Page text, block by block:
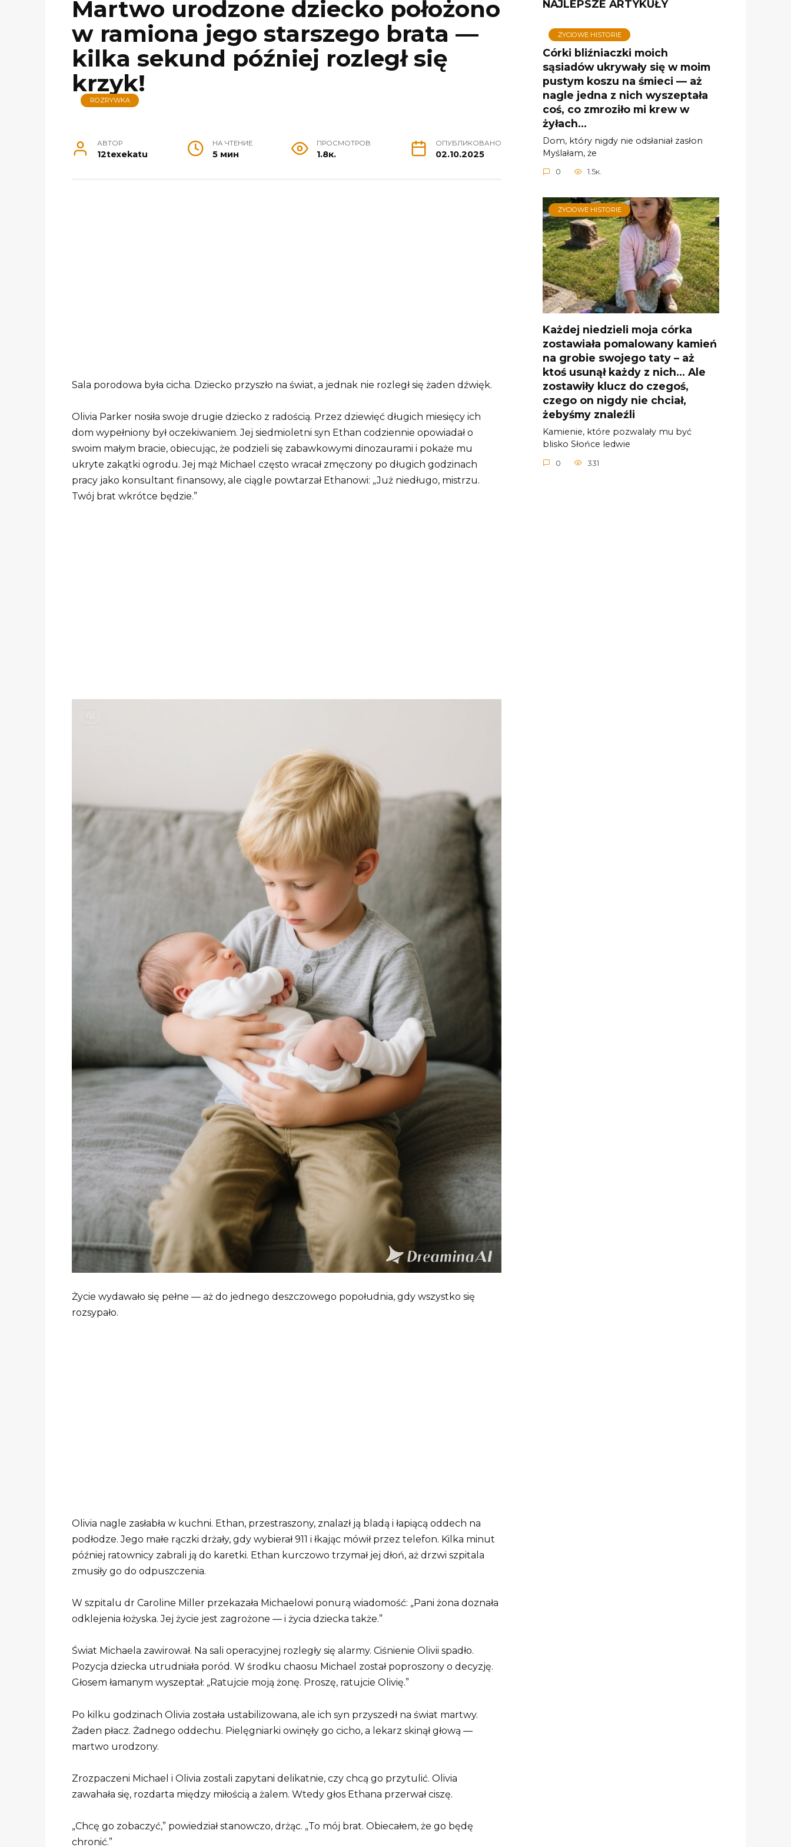
Martwo urodzone dziecko położono
w ramiona jego starszego brata —
kilka sekund później rozległ się
krzyk!
ROZRYWKA
АВТОР
12texekatu
НА ЧТЕНИЕ
5 мин
ПРОСМОТРОВ
1.8к.
ОПУБЛИКОВАНО
02.10.2025
Sala porodowa była cicha. Dziecko przyszło na świat, a jednak nie rozległ się żaden dźwięk.
Olivia Parker nosiła swoje drugie dziecko z radością. Przez dziewięć długich miesięcy ich
dom wypełniony był oczekiwaniem. Jej siedmioletni syn Ethan codziennie opowiadał o
swoim małym bracie, obiecując, że podzieli się zabawkowymi dinozaurami i pokaże mu
ukryte zakątki ogrodu. Jej mąż Michael często wracał zmęczony po długich godzinach
pracy jako konsultant finansowy, ale ciągle powtarzał Ethanowi: „Już niedługo, mistrzu.
Twój brat wkrótce będzie.”
Życie wydawało się pełne — aż do jednego deszczowego popołudnia, gdy wszystko się
rozsypało.
Olivia nagle zasłabła w kuchni. Ethan, przestraszony, znalazł ją bladą i łapiącą oddech na
podłodze. Jego małe rączki drżały, gdy wybierał 911 i łkając mówił przez telefon. Kilka minut
później ratownicy zabrali ją do karetki. Ethan kurczowo trzymał jej dłoń, aż drzwi szpitala
zmusiły go do odpuszczenia.
W szpitalu dr Caroline Miller przekazała Michaelowi ponurą wiadomość: „Pani żona doznała
odklejenia łożyska. Jej życie jest zagrożone — i życia dziecka także.”
Świat Michaela zawirował. Na sali operacyjnej rozległy się alarmy. Ciśnienie Olivii spadło.
Pozycja dziecka utrudniała poród. W środku chaosu Michael został poproszony o decyzję.
Głosem łamanym wyszeptał: „Ratujcie moją żonę. Proszę, ratujcie Olivię.”
Po kilku godzinach Olivia została ustabilizowana, ale ich syn przyszedł na świat martwy.
Żaden płacz. Żadnego oddechu. Pielęgniarki owinęły go cicho, a lekarz skinął głową —
martwo urodzony.
Zrozpaczeni Michael i Olivia zostali zapytani delikatnie, czy chcą go przytulić. Olivia
zawahała się, rozdarta między miłością a żalem. Wtedy głos Ethana przerwał ciszę.
„Chcę go zobaczyć,” powiedział stanowczo, drżąc. „To mój brat. Obiecałem, że go będę
chronić.”
NAJLEPSZE ARTYKUŁY
ŻYCIOWE HISTORIE
Córki bliźniaczki moich
sąsiadów ukrywały się w moim
pustym koszu na śmieci — aż
nagle jedna z nich wyszeptała
coś, co zmroziło mi krew w
żyłach…
Dom, który nigdy nie odsłaniał zasłon
Myślałam, że
0 1.5к.
ŻYCIOWE HISTORIE
Każdej niedzieli moja córka
zostawiała pomalowany kamień
na grobie swojego taty – aż
ktoś usunął każdy z nich… Ale
zostawiły klucz do czegoś,
czego on nigdy nie chciał,
żebyśmy znaleźli
Kamienie, które pozwalały mu być
blisko Słońce ledwie
0 331